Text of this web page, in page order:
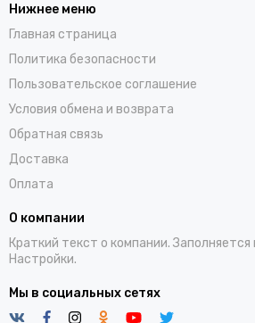
Нижнее меню
Главная страница
Политика безопасности
Пользовательское соглашение
Условия обмена и возврата
Обратная связь
Доставка
Оплата
О компании
Краткий текст о компании. Заполняется
Настройки.
Мы в социальных сетях